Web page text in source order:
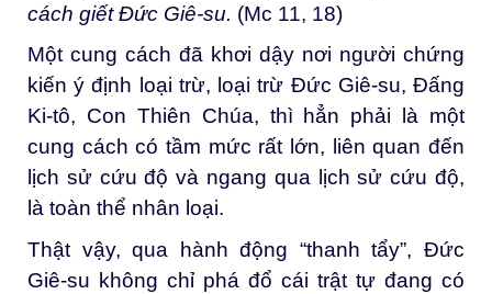
cách giết Đức Giê-su. (Mc 11, 18)
Một cung cách đã khơi dậy nơi người chứng
kiến ý định loại trừ, loại trừ Đức Giê-su, Đấng
Ki-tô, Con Thiên Chúa, thì hẳn phải là một
cung cách có tầm mức rất lớn, liên quan đến
lịch sử cứu độ và ngang qua lịch sử cứu độ,
là toàn thể nhân loại.
Thật vậy, qua hành động “thanh tẩy”, Đức
Giê-su không chỉ phá đổ cái trật tự đang có